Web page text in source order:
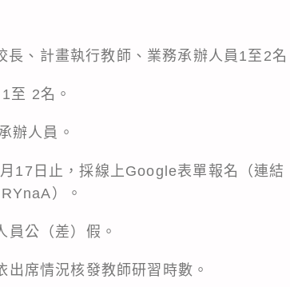
、計畫執行教師、業務承辦人員1至2名
至 2名。
辦人員。
17日止，採線上Google表單報名（連結
）。
員公（差）假。
出席情況核發教師研習時數。